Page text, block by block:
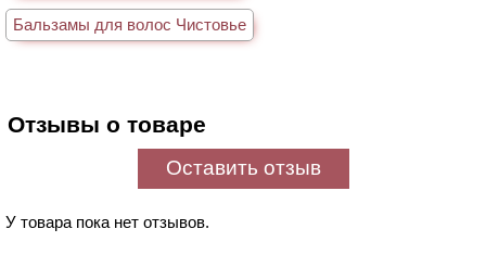
Бальзамы для волос Чистовье
Отзывы о товаре
Оставить отзыв
У товара пока нет отзывов.